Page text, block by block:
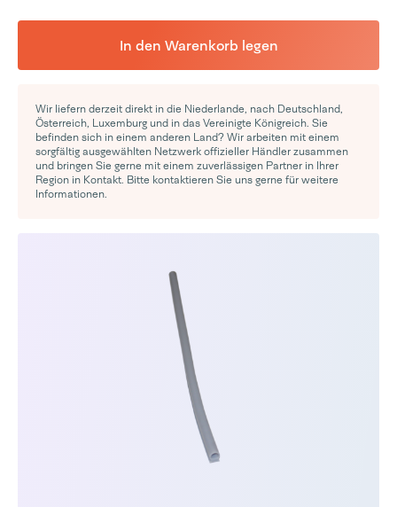
In den Warenkorb legen
Wir liefern derzeit direkt in die Niederlande, nach Deutschland,
Österreich, Luxemburg und in das Vereinigte Königreich. Sie
befinden sich in einem anderen Land? Wir arbeiten mit einem
sorgfältig ausgewählten Netzwerk offizieller Händler zusammen
und bringen Sie gerne mit einem zuverlässigen Partner in Ihrer
Region in Kontakt. Bitte kontaktieren Sie uns gerne für weitere
Informationen.